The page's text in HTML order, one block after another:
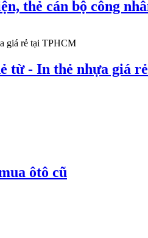
thẻ cán bộ công
từ - In thẻ nhựa giá
ôtô cũ